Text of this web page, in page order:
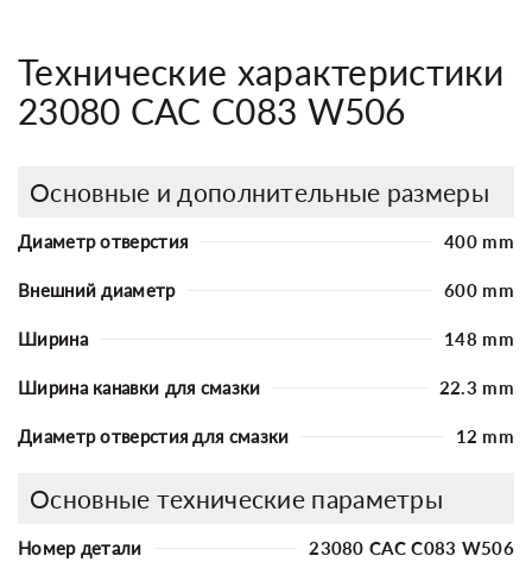
Технические характеристики
23080 CAC C083 W506
Основные и дополнительные размеры
Диаметр отверстия 400 mm
Внешний диаметр 600 mm
Ширина 148 mm
Ширина канавки для смазки 22.3 mm
Диаметр отверстия для смазки 12 mm
Основные технические параметры
Номер детали 23080 CAC C083 W506